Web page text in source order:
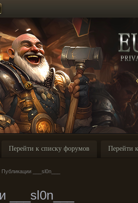
Перейти к списку форумов Перейти
Публикации ___sl0n___
___sl0n___